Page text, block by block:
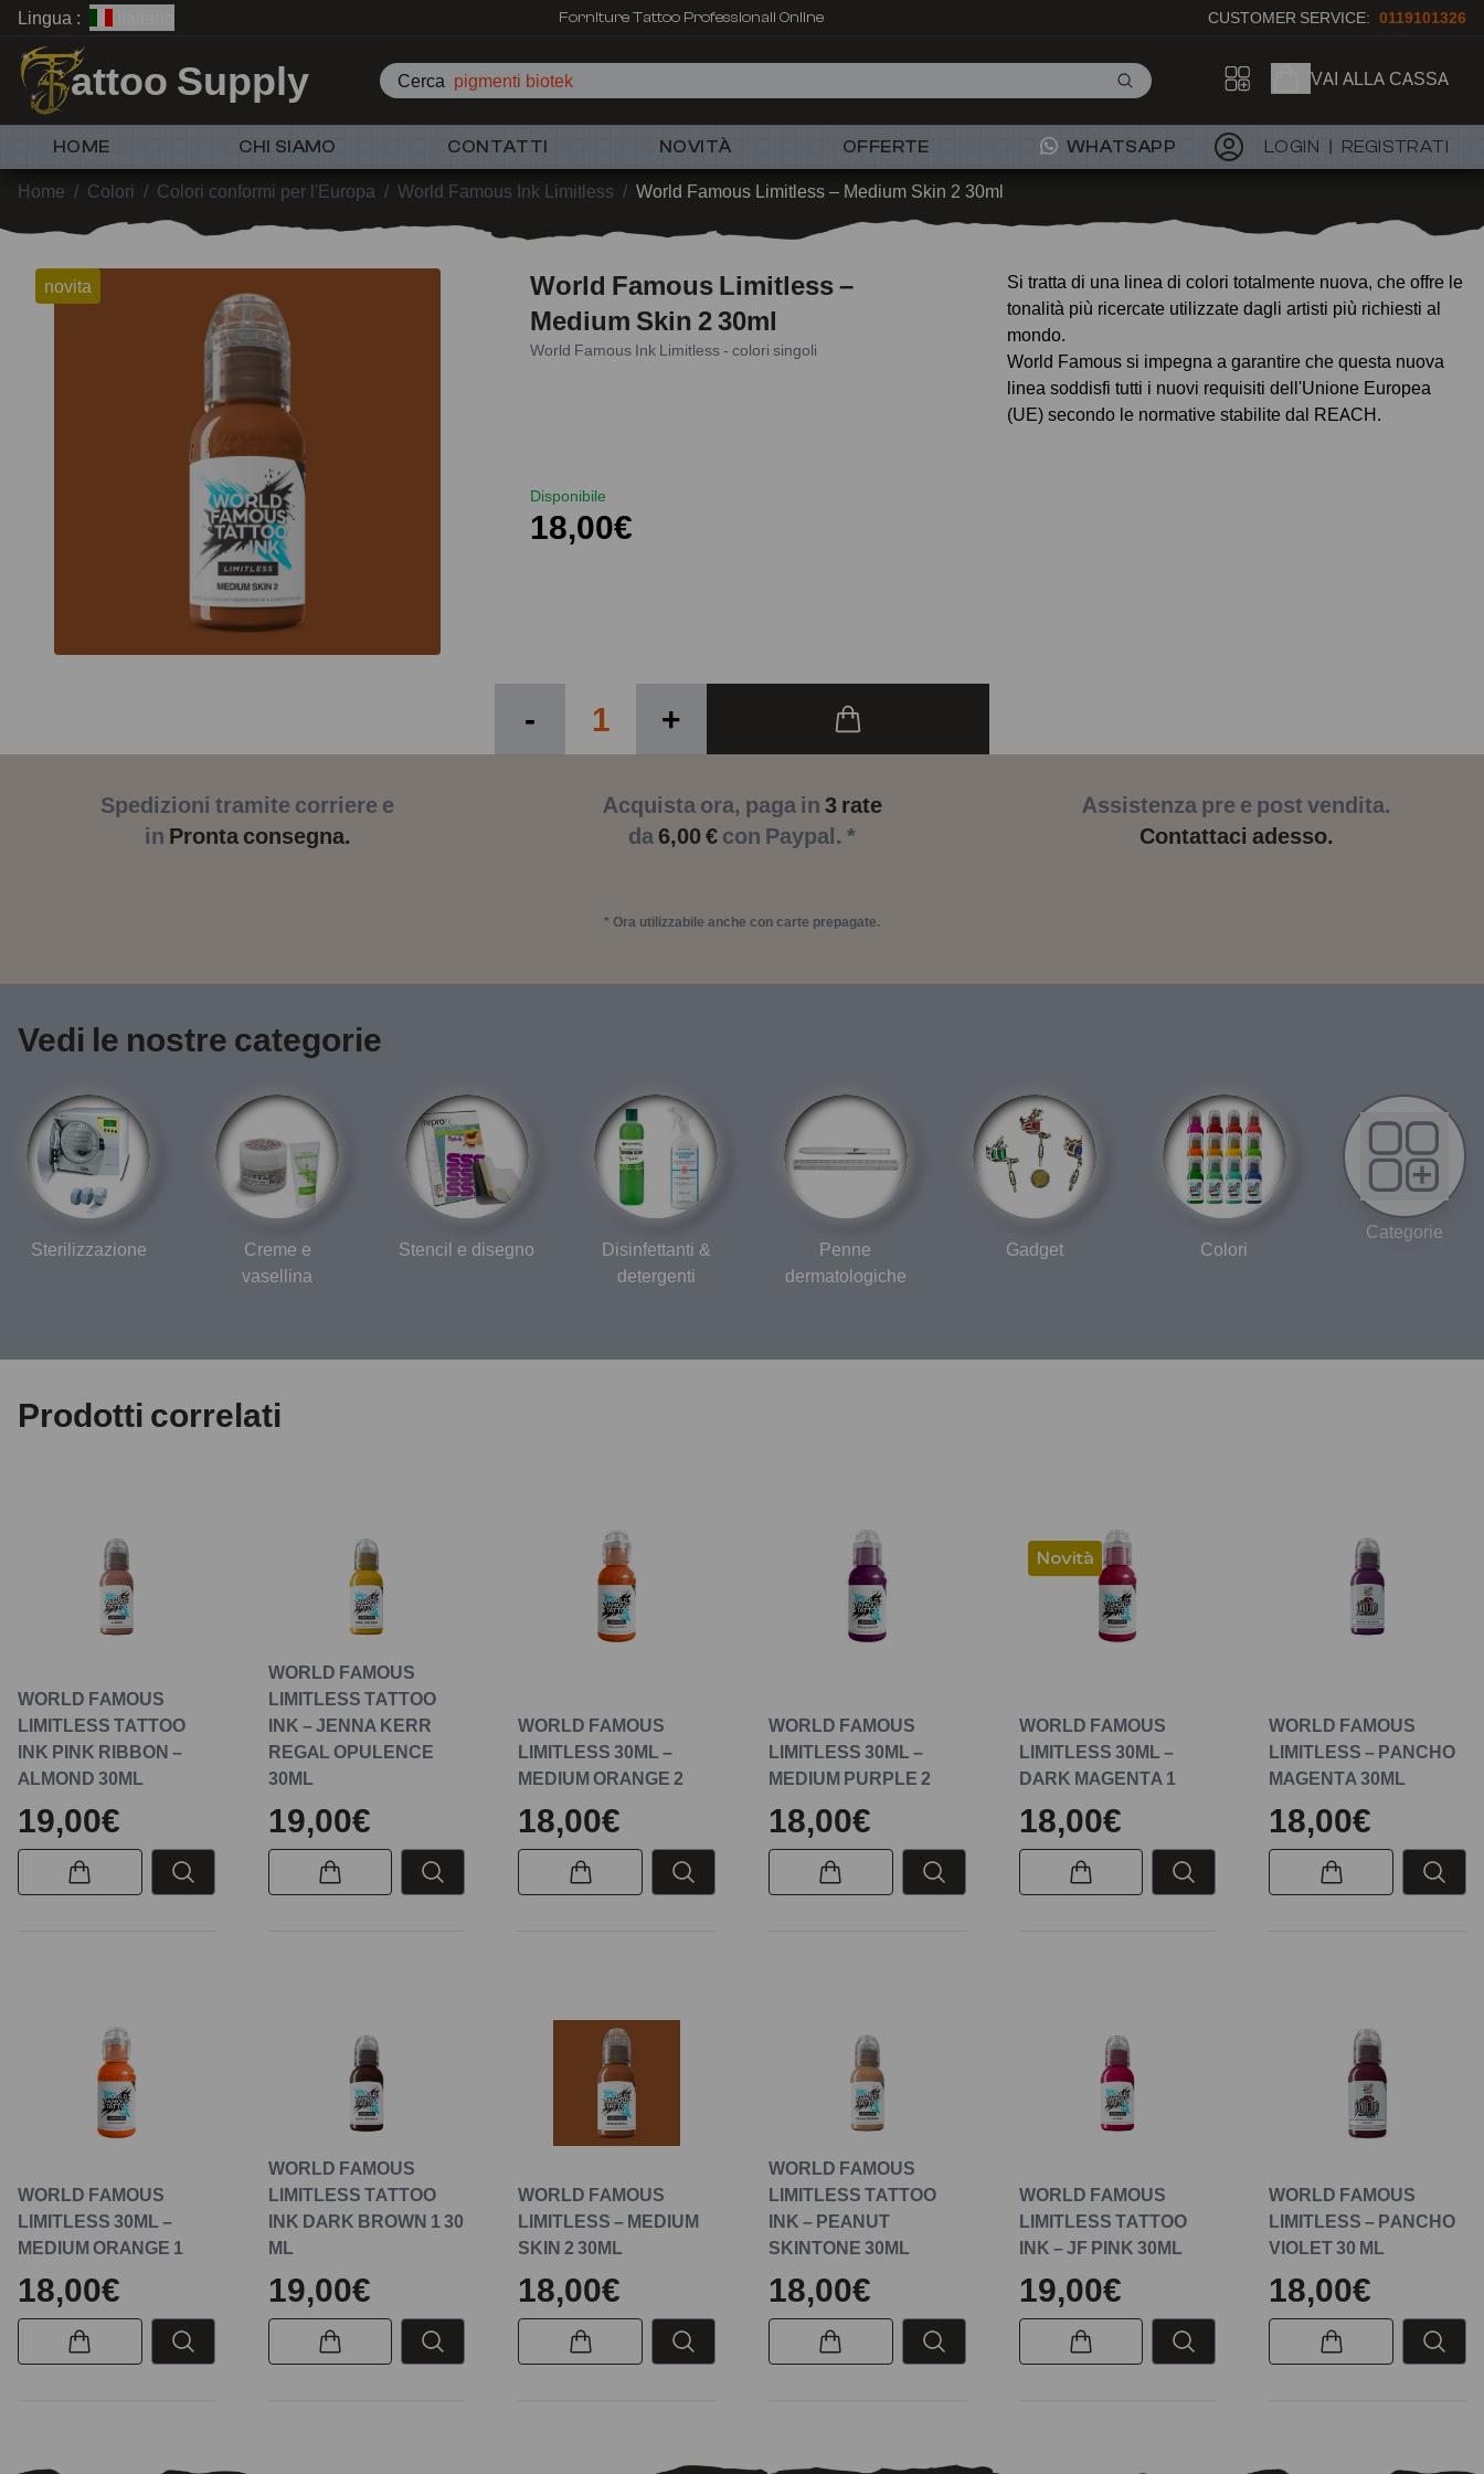
Lingua : Forniture Tattoo Professionali Online CUSTOMER SERVICE: 0119101326
attoo Supply Cerca pigmenti biotek VAI ALLA CASSA
HOME CHI SIAMO CONTATTI NOVITÀ OFFERTE WHATSAPP LOGIN REGISTRATI
Home / Colori / Colori conformi per l'Europa / World Famous Ink Limitless / World Famous Limitless – Medium Skin 2 30ml
novita
World Famous Limitless –
Medium Skin 2 30ml
World Famous Ink Limitless - colori singoli
Disponibile
18,00€
- +
Si tratta di una linea di colori totalmente nuova, che offre le
tonalità più ricercate utilizzate dagli artisti più richiesti al
mondo.
World Famous si impegna a garantire che questa nuova
linea soddisfi tutti i nuovi requisiti dell'Unione Europea
(UE) secondo le normative stabilite dal REACH.
Spedizioni tramite corriere e
in Pronta consegna.
Acquista ora, paga in 3 rate
da6,00 € con Paypal. *
* Ora utilizzabile anche con carte prepagate.
Assistenza pre e post vendita.
Contattaci adesso.
Vedi le nostre categorie
Sterilizzazione
Creme e
vasellina
Stencil e disegno
Disinfettanti &
detergenti
Penne
dermatologiche
Gadget Colori
Categorie
Prodotti correlati
WORLD FAMOUS
LIMITLESS TATTOO
INK PINK RIBBON –
ALMOND 30ML
19,00€
WORLD FAMOUS
LIMITLESS TATTOO
INK – JENNA KERR
REGAL OPULENCE
30ML
19,00€
WORLD FAMOUS
LIMITLESS 30ML –
MEDIUM ORANGE 2
18,00€
WORLD FAMOUS
LIMITLESS 30ML –
MEDIUM PURPLE 2
18,00€
Novità
WORLD FAMOUS
LIMITLESS 30ML –
DARK MAGENTA 1
18,00€
WORLD FAMOUS
LIMITLESS – PANCHO
MAGENTA 30ML
18,00€
WORLD FAMOUS
LIMITLESS 30ML –
MEDIUM ORANGE 1
18,00€
WORLD FAMOUS
LIMITLESS TATTOO
INK DARK BROWN 1 30
ML
19,00€
WORLD FAMOUS
LIMITLESS – MEDIUM
SKIN 2 30ML
18,00€
WORLD FAMOUS
LIMITLESS TATTOO
INK – PEANUT
SKINTONE 30ML
18,00€
WORLD FAMOUS
LIMITLESS TATTOO
INK – JF PINK 30ML
19,00€
WORLD FAMOUS
LIMITLESS – PANCHO
VIOLET 30 ML
18,00€